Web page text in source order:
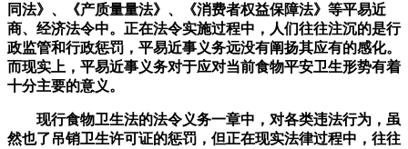
同法》、《产质量量法》、《消费者权益保障法》等平易近
商、经济法令中。正在法令实施过程中，人们往往注沉的是行
政监管和行政惩罚，平易近事义务远没有阐扬其应有的感化。
而现实上，平易近事义务对于应对当前食物平安卫生形势有着
十分主要的意义。
现行食物卫生法的法令义务一章中，对各类违法行为，虽
然也了吊销卫生许可证的惩罚，但正在现实法律过程中，往往